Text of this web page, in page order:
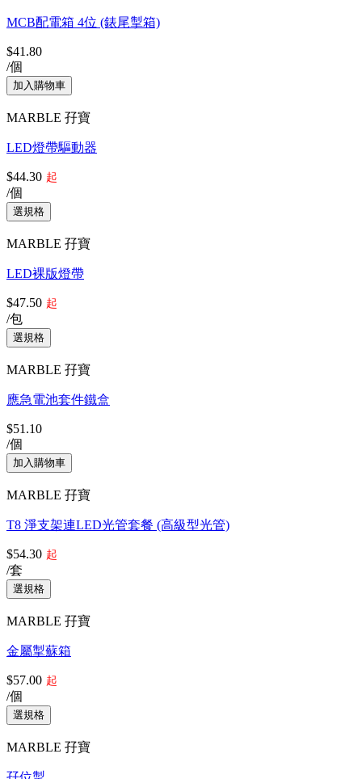
MCB配電箱 4位 (錶尾掣箱)
$41.80
/個
MARBLE 孖寶
LED燈帶驅動器
$44.30 起
/個
MARBLE 孖寶
LED裸版燈帶
$47.50 起
/包
MARBLE 孖寶
應急電池套件鐵盒
$51.10
/個
MARBLE 孖寶
T8 淨支架連LED光管套餐 (高級型光管)
$54.30 起
/套
MARBLE 孖寶
金屬掣蘇箱
$57.00 起
/個
MARBLE 孖寶